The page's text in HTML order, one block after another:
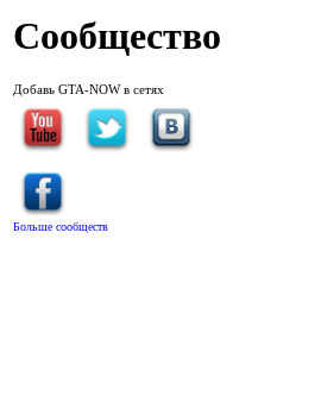
Сообщество
Добавь GTA-NOW в сетях
Больше сообществ